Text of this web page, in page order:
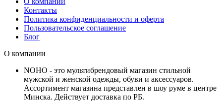
Контакты
Политика конфиденциальности и оферта
Пользовательское соглашение
Блог
О компании
NOHO - это мультибрендовый магазин стильной
мужской и женской одежды, обуви и аксессуаров.
Ассортимент магазина представлен в шоу руме в центре
Минска. Действует доставка по РБ.